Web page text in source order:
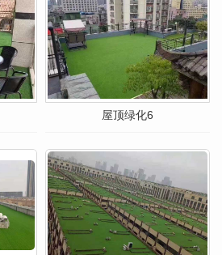
屋顶绿化6